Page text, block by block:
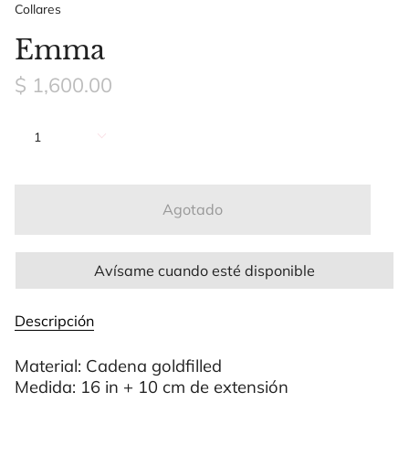
Collares
Emma
$ 1,600.00
1
Agotado
Avísame cuando esté disponible
Descripción
Material: Cadena goldfilled
Medida: 16 in + 10 cm de extensión